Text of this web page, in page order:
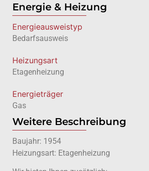
Energie & Heizung
Energie­ausweistyp
Bedarfsausweis
Heizungsart
Etagenheizung
Energieträger
Gas
Weitere Beschreibung
Baujahr: 1954
Heizungsart: Etagenheizung